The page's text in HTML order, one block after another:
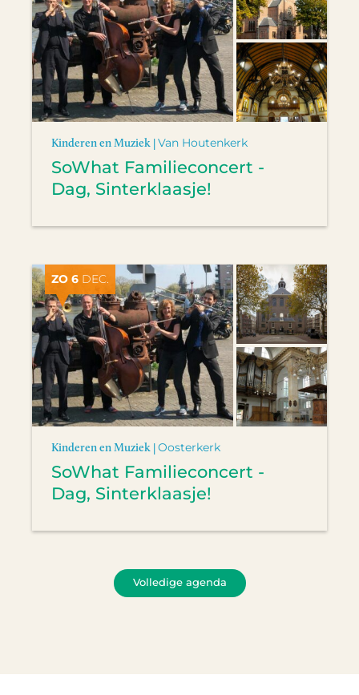
Kinderen en Muziek |Van Houtenkerk
SoWhat Familieconcert -
Dag, Sinterklaasje!
ZO 6 DEC.
Kinderen en Muziek |Oosterkerk
SoWhat Familieconcert -
Dag, Sinterklaasje!
Volledige agenda